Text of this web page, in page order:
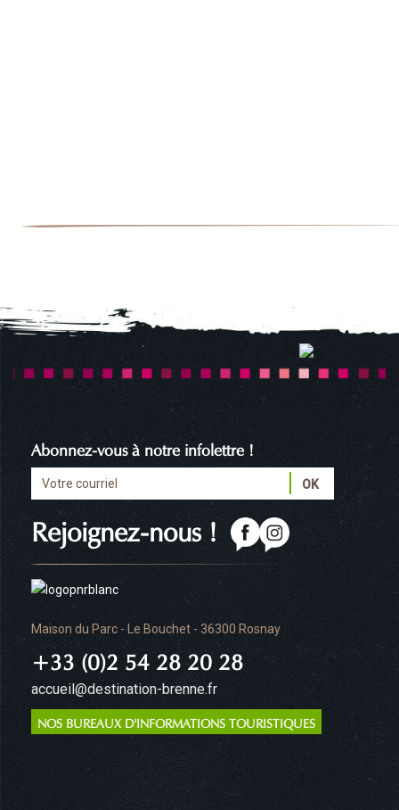
Maison du Parc - Le Bouchet - 36300 Rosnay
+33 (0)2 54 28 20 28
accueil@destination-brenne.fr
NOS BUREAUX D'INFORMATIONS TOURISTIQUES
Rejoignez-nous !
Abonnez-vous à notre infolettre !